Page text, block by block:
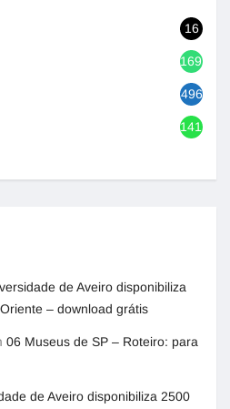
16
1692
496
1417
de Aveiro disponibiliza
– download grátis
06 Museus de SP – Roteiro: para
de Aveiro disponibiliza 2500